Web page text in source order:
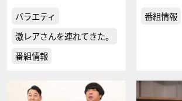
バラエティ
激レアさんを連れてきた。
番組情報
番組情報